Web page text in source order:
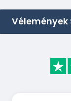
Vélemények